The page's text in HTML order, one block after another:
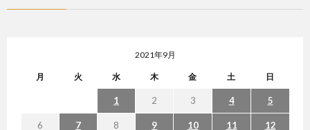
2021年9月
月 火 水 木 金 土 日
1 2 3 4 5
6 7 8 9 10 11 12